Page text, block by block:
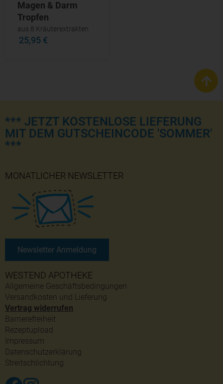
Magen & Darm
Tropfen
aus 8 Kräuterextrakten
25,95 €
*** JETZT KOSTENLOSE LIEFERUNG
MIT DEM GUTSCHEINCODE 'SOMMER'
***
WESTEND APOTHEKE
Allgemeine Geschäftsbedingungen
Versandkosten und Lieferung
Vertrag widerrufen
Barrierefreiheit
Rezeptupload
Impressum
Datenschutzerklärung
Streitschlichtung
MONATLICHER NEWSLETTER
Newsletter Anmeldung